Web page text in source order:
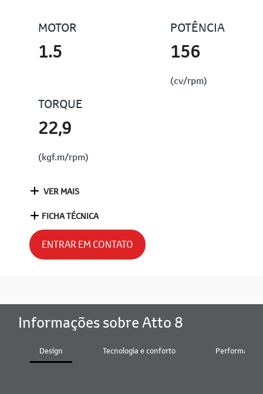
MOTOR
1.5
POTÊNCIA
156
(cv/rpm)
TORQUE
22,9
(kgf.m/rpm)
VER MAIS
FICHA TÉCNICA
ENTRAR EM CONTATO
Informações sobre Atto 8
Design Tecnologia e conforto Performance